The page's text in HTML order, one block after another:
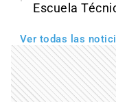
Escuela
Ver todas las